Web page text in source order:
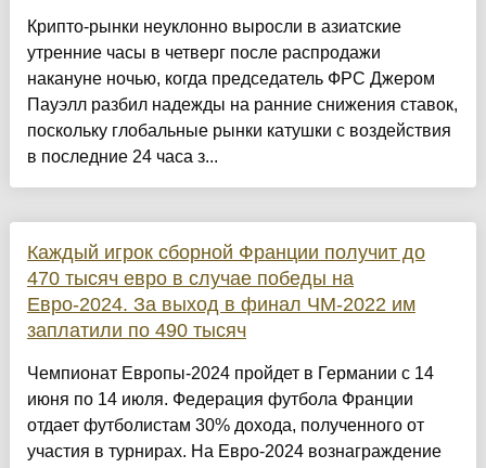
Крипто-рынки неуклонно выросли в азиатские
утренние часы в четверг после распродажи
накануне ночью, когда председатель ФРС Джером
Пауэлл разбил надежды на ранние снижения ставок,
поскольку глобальные рынки катушки с воздействия
в последние 24 часа з...
Каждый игрок сборной Франции получит до
470 тысяч евро в случае победы на
Евро-2024. За выход в финал ЧМ-2022 им
заплатили по 490 тысяч
Чемпионат Европы-2024 пройдет в Германии с 14
июня по 14 июля. Федерация футбола Франции
отдает футболистам 30% дохода, полученного от
участия в турнирах. На Евро-2024 вознаграждение